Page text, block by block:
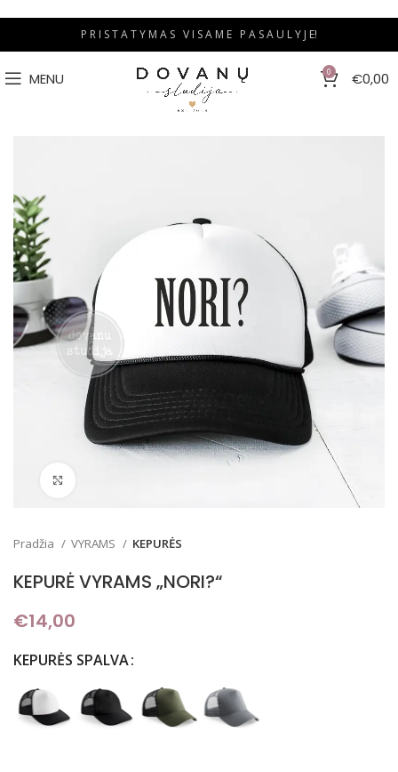
P R I S T A T Y M A S V I S A M E P A S A U L Y J E!
MENU 0 €0,00
Pradžia VYRAMS KEPURĖS
KEPURĖ VYRAMS „NORI?“
€14,00
KEPURĖS SPALVA